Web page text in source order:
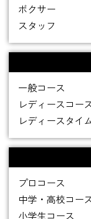
ボクサー
スタッフ
一般コース
レディースコー
レディースタイ
プロコース
中学・高校コー
小学生コース